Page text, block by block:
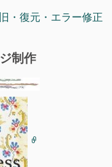
・復元・エラー修正
制作